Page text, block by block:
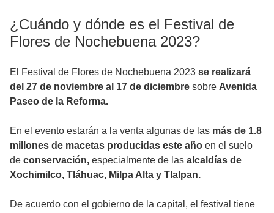
¿Cuándo y dónde es el Festival de
Flores de Nochebuena 2023?
El Festival de Flores de Nochebuena 2023 se realizará
del 27 de noviembre al 17 de diciembre sobre Avenida
Paseo de la Reforma.
En el evento estarán a la venta algunas de las más de 1.8
millones de macetas producidas este año en el suelo
de conservación, especialmente de las alcaldías de
Xochimilco, Tláhuac, Milpa Alta y Tlalpan.
De acuerdo con el gobierno de la capital, el festival tiene